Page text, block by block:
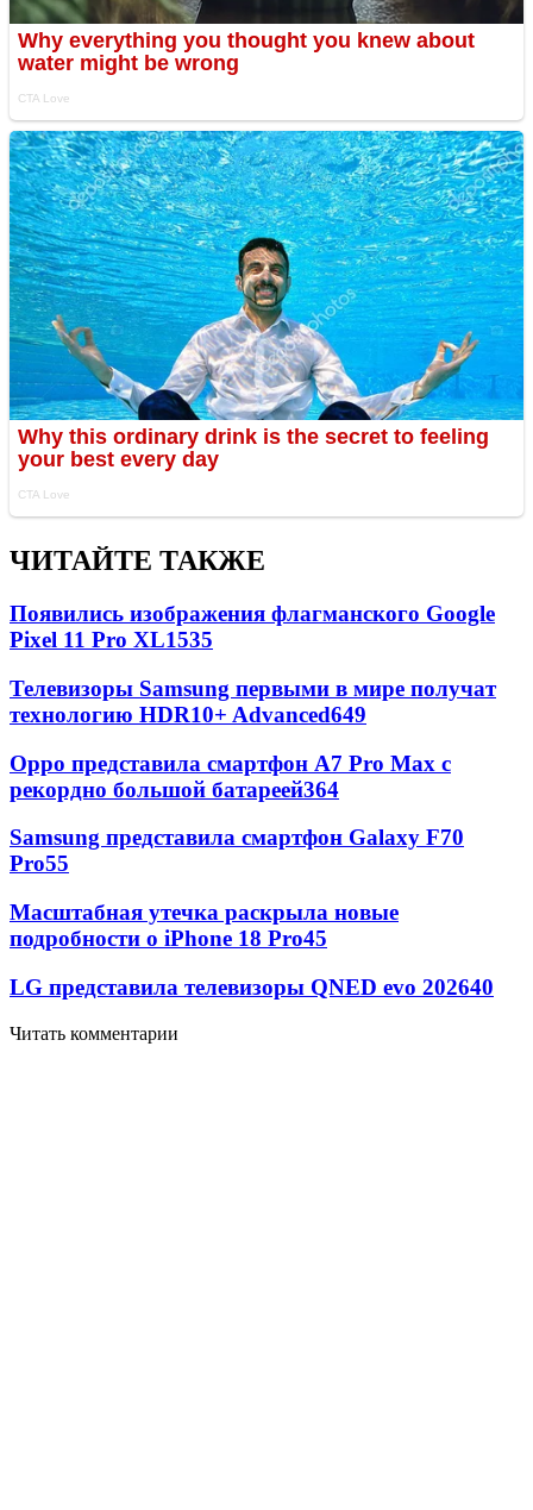
ЧИТАЙТЕ ТАКЖЕ
Появились изображения флагманского Google
Pixel 11 Pro XL1535
Телевизоры Samsung первыми в мире получат
технологию HDR10+ Advanced649
Oppo представила смартфон A7 Pro Max с
рекордно большой батареей364
Samsung представила смартфон Galaxy F70
Pro55
Масштабная утечка раскрыла новые
подробности о iPhone 18 Pro45
LG представила телевизоры QNED evo 202640
Читать комментарии